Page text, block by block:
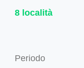
8 località
Periodo